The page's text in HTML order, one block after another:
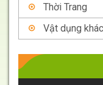
Thời Trang
Vật dụng khác